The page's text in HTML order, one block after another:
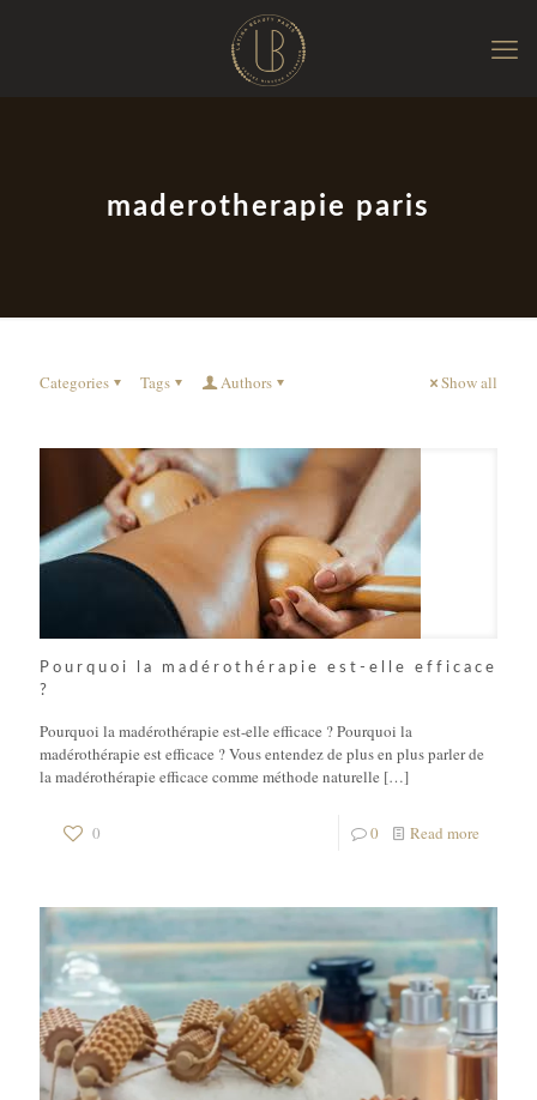
maderotherapie paris
Categories Tags Authors Show all
Pourquoi la madérothérapie est-elle efficace
?
Pourquoi la madérothérapie est-elle efficace ? Pourquoi la
madérothérapie est efficace ? Vous entendez de plus en plus parler de
la madérothérapie efficace comme méthode naturelle […]
0 0 Read more